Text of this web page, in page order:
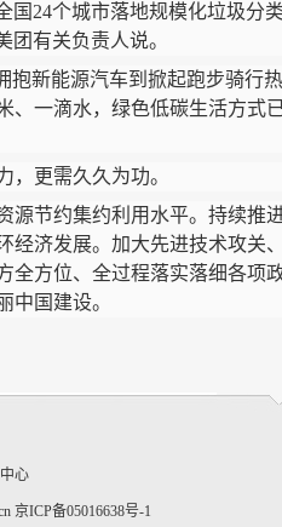
24个城市落地规模化垃圾分
团有关负责人说。
新能源汽车到掀起跑步骑行
、一滴水，绿色低碳生活方式
更需久久为功。
节约集约利用水平。持续推
经济发展。加大先进技术攻关
全方位、全过程落实落细各项
中国建设。
心
京ICP备05016638号-1